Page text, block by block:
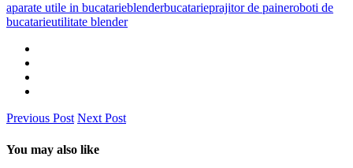
aparate utile in bucatarieblenderbucatarieprajitor de paineroboti de
bucatarieutilitate blender
Previous Post Next Post
You may also like